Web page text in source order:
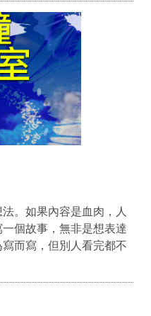
。如果內容是血肉，人
個故事，無非是想表達
而寫，但別人看完都不